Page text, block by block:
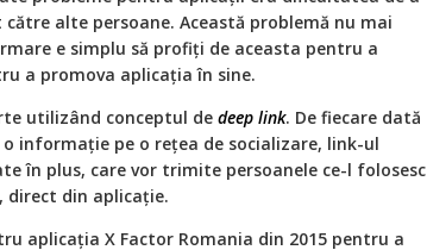
alte persoane. Această problemă nu mai
e simplu să profiți de aceasta pentru a
a promova aplicația în sine.
utilizând conceptul de deep link. De fiecare dată
informație pe o rețea de socializare, link-ul
în plus, care vor trimite persoanele ce-l folosesc
direct din aplicație.
aplicația X Factor Romania din 2015 pentru a